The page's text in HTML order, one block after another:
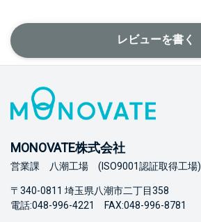
レビューを書く
MONOVATE株式会社
営業課 八潮工場 (ISO9001認証取得工場)
〒340-0811 埼玉県八潮市二丁目358
電話:048-996-4221 FAX:048-996-8781